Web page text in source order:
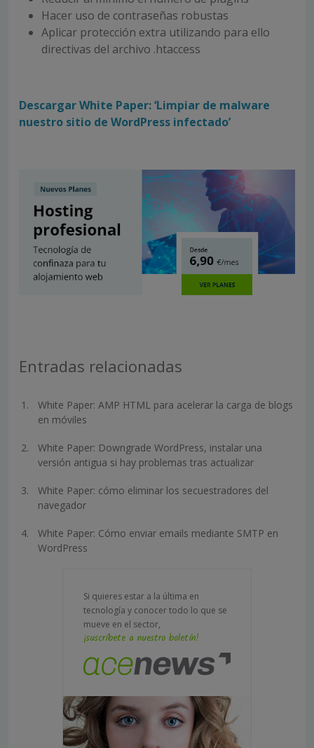
Hacer uso de contraseñas robustas
Aplicar protección extra utilizando para ello
directivas del archivo .htaccess
Descargar White Paper: ‘Limpiar de malware
nuestro sitio de WordPress infectado’
Entradas relacionadas
White Paper: AMP HTML para acelerar la carga de blogs
en móviles
White Paper: Downgrade WordPress, instalar una
versión antigua si hay problemas tras actualizar
White Paper: cómo eliminar los secuestradores del
navegador
White Paper: Cómo enviar emails mediante SMTP en
WordPress
Si quieres estar a la última en
tecnología y conocer todo lo que se
mueve en el sector,
¡suscríbete a nuestro boletín!